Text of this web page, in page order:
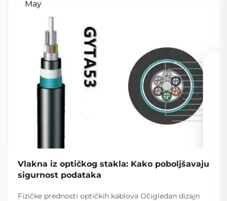
May
Vlakna iz optičkog stakla: Kako poboljšavaju
sigurnost podataka
Fizičke prednosti optičkih kablova Očigledan dizajn